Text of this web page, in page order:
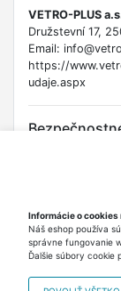
VETRO-PLUS
Družstevní 17,
Email:
https://
udaje.aspx
k jeho
pricviknutia
Pravidelne
Žiadne
regálom hrajú
Informácie o
Náš eshop používa
správne fungovanie
Ďalšie súbory cookie